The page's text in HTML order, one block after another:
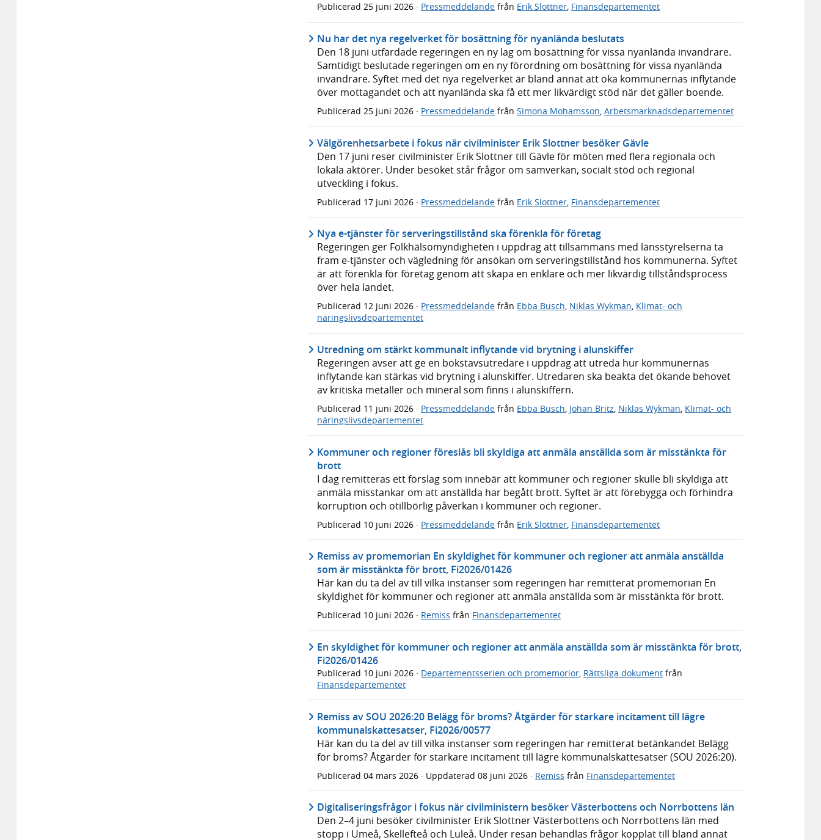
Publicerad25 juni 2026 · Pressmeddelande från Erik Slottner, Finansdepartementet
Nu har det nya regelverket för bosättning för nyanlända beslutats
Den 18 juni utfärdade regeringen en ny lag om bosättning för vissa nyanlända invandrare.
Samtidigt beslutade regeringen om en ny förordning om bosättning för vissa nyanlända
invandrare. Syftet med det nya regelverket är bland annat att öka kommunernas inflytande
över mottagandet och att nyanlända ska få ett mer likvärdigt stöd när det gäller boende.
Publicerad25 juni 2026 · Pressmeddelande frånSimona Mohamsson,Arbetsmarknadsdepartementet
Välgörenhetsarbete i fokus när civilminister Erik Slottner besöker Gävle
Den 17 juni reser civilminister Erik Slottner till Gävle för möten med flera regionala och
lokala aktörer. Under besöket står frågor om samverkan, socialt stöd och regional
utveckling i fokus.
Publicerad 17 juni 2026 · Pressmeddelande från Erik Slottner Finansdepartementet
Nya e-tjänster för serveringstillstånd ska förenkla för företag
Regeringen ger Folkhälsomyndigheten i uppdrag att tillsammans med länsstyrelserna ta
fram e-tjänster och vägledning för ansökan om serveringstillstånd hos kommunerna. Syftet
är att förenkla för företag genom att skapa en enklare och mer likvärdig tillståndsprocess
över hela landet.
Publicerad 12 juni 2026 · Pressmeddelande från Ebba Busch, Niklas Wykman, Klimat- och
näringslivsdepartementet
Utredning om stärkt kommunalt inflytande vid brytning i alunskiffer
Regeringen avser att ge en bokstavsutredare i uppdrag att utreda hur kommunernas
inflytande kan stärkas vid brytning i alunskiffer. Utredaren ska beakta det ökande behovet
av kritiska metaller och mineral som finns i alunskiffern.
Publicerad 11 juni 2026 · Pressmeddelande från Ebba Busch, Johan Britz, Niklas Wykman, Klimat- och
näringslivsdepartementet
Kommuner och regioner föreslås bli skyldiga att anmäla anställda som är misstänkta för
brott
I dag remitteras ett förslag som innebär att kommuner och regioner skulle bli skyldiga att
anmäla misstankar om att anställda har begått brott. Syftet är att förebygga och förhindra
korruption och otillbörlig påverkan i kommuner och regioner.
Publicerad 10 juni 2026 · Pressmeddelande från Erik Slottner Finansdepartementet
Remiss av promemorian En skyldighet för kommuner och regioner att anmäla anställda
som är misstänkta för brott, Fi2026/01426
Här kan du ta del av till vilka instanser som regeringen har remitterat promemorian En
skyldighet för kommuner och regioner att anmäla anställda som är misstänkta för brott.
Publicerad 10 juni 2026 · Remiss från Finansdepartementet
En skyldighet för kommuner och regioner att anmäla anställda som är misstänkta för brott,
Fi2026/01426
Publicerad 10 juni 2026 · Departementsserien och promemorior, Rättsliga dokument från
Finansdepartementet
Remiss av SOU 2026:20 Belägg för broms? Åtgärder för starkare incitament till lägre
kommunalskattesatser, Fi2026/00577
Här kan du ta del av till vilka instanser som regeringen har remitterat betänkandet Belägg
för broms? Åtgärder för starkare incitament till lägre kommunalskattesatser (SOU 2026:20).
Publicerad04 mars 2026 · Uppdaterad08 juni 2026 · Remiss från Finansdepartementet
Digitaliseringsfrågor i fokus när civilministern besöker Västerbottens och Norrbottens län
Den 2–4 juni besöker civilminister Erik Slottner Västerbottens och Norrbottens län med
stopp i Umeå, Skellefteå och Luleå. Under resan behandlas frågor kopplat till bland annat